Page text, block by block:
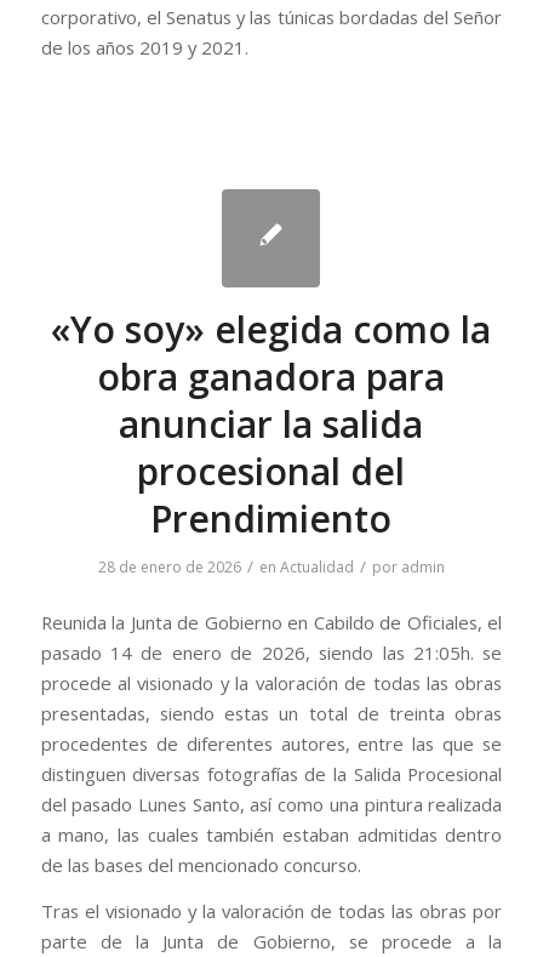
corporativo, el Senatus y las túnicas bordadas del Señor
de los años 2019 y 2021.
«Yo soy» elegida como la
obra ganadora para
anunciar la salida
procesional del
Prendimiento
28 de enero de 2026 / en Actualidad / por admin
Reunida la Junta de Gobierno en Cabildo de Oficiales, el
pasado 14 de enero de 2026, siendo las 21:05h. se
procede al visionado y la valoración de todas las obras
presentadas, siendo estas un total de treinta obras
procedentes de diferentes autores, entre las que se
distinguen diversas fotografías de la Salida Procesional
del pasado Lunes Santo, así como una pintura realizada
a mano, las cuales también estaban admitidas dentro
de las bases del mencionado concurso.
Tras el visionado y la valoración de todas las obras por
parte de la Junta de Gobierno, se procede a la